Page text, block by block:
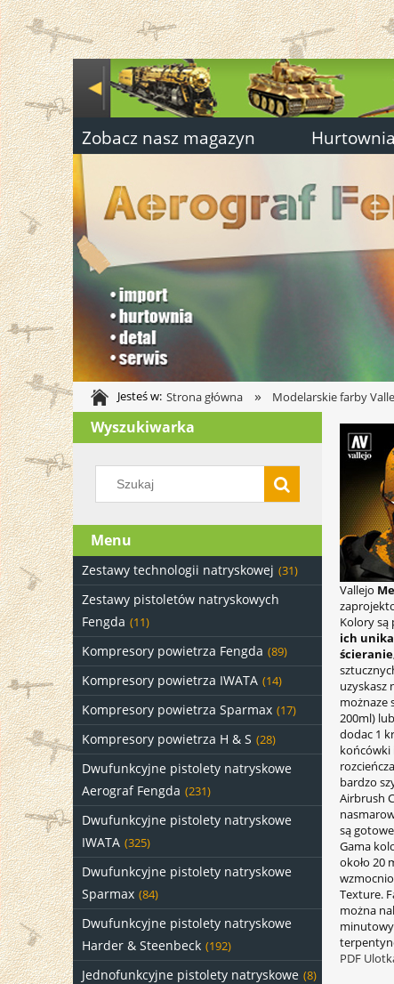
Zobacz nasz magazyn Hurtownia
Jesteś w: Strona główna » Modelarskie farby
Wyszukiwarka
Menu
Zestawy technologii natryskowej (31)
Zestawy pistoletów natryskowych
Fengda (11)
Kompresory powietrza Fengda (89)
Kompresory powietrza IWATA (14)
Kompresory powietrza Sparmax (17)
Kompresory powietrza H & S (28)
Dwufunkcyjne pistolety natryskowe
Aerograf Fengda (231)
Dwufunkcyjne pistolety natryskowe
IWATA (325)
Dwufunkcyjne pistolety natryskowe
Sparmax (84)
Dwufunkcyjne pistolety natryskowe
Harder & Steenbeck (192)
Jednofunkcyjne pistolety natryskowe (8)
Vallejo
Kolory są
ich
uzyskasz
możnaze
200ml)
dodac 1
końcówki
bardzo
Airbrush
są
Gama
około 20
Texture.
można
PDF